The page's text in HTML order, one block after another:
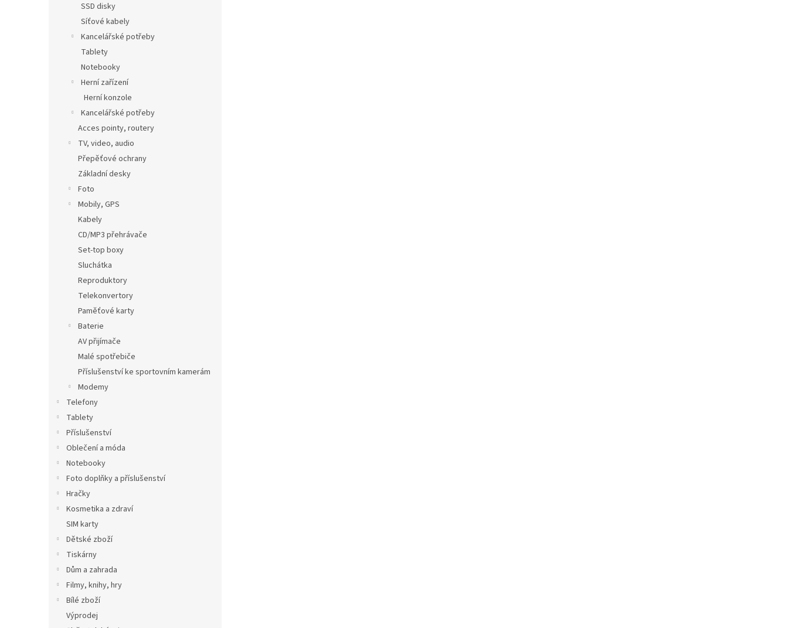
SSD disky
Síťové kabely
Kancelářské potřeby
Tablety
Notebooky
Herní zařízení
Herní konzole
Kancelářské potřeby
Acces pointy, routery
TV, video, audio
Přepěťové ochrany
Základní desky
Foto
Mobily, GPS
Kabely
CD/MP3 přehrávače
Set-top boxy
Sluchátka
Reproduktory
Telekonvertory
Paměťové karty
Baterie
AV přijímače
Malé spotřebiče
Příslušenství ke sportovním kamerám
Modemy
Telefony
Tablety
Příslušenství
Oblečení a móda
Notebooky
Foto doplňky a příslušenství
Hračky
Kosmetika a zdraví
SIM karty
Dětské zboží
Tiskárny
Dům a zahrada
Filmy, knihy, hry
Bílé zboží
Výprodej